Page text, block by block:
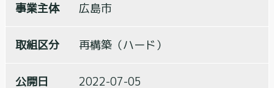
広島市
再構築（ハード）
2022-07-05